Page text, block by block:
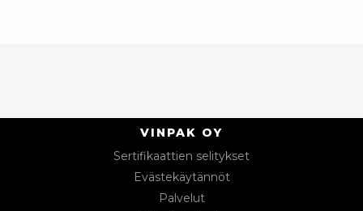
VINPAK OY
Sertifikaattien selitykset
Evästekäytännöt
Palvelut